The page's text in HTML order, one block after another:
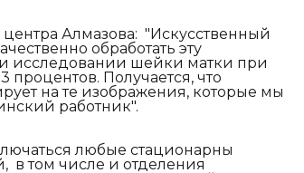
Алмазова: "Искусственный
обработать эту
исследовании шейки матки при
Получается, что
на те изображения, которые мы
работник".
любые стационарны
в том числе и отделения